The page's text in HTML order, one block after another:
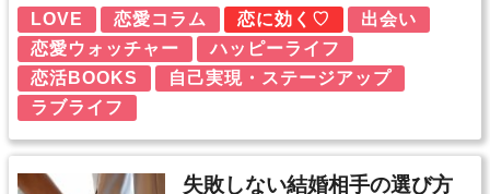
LOVE 恋愛コラム 恋に効く♡
出会い
恋愛ウォッチャー
ハッピーライフ
恋活BOOKS
自己実現・ステージアップ
ラブライフ
失敗しない結婚相手の選び方